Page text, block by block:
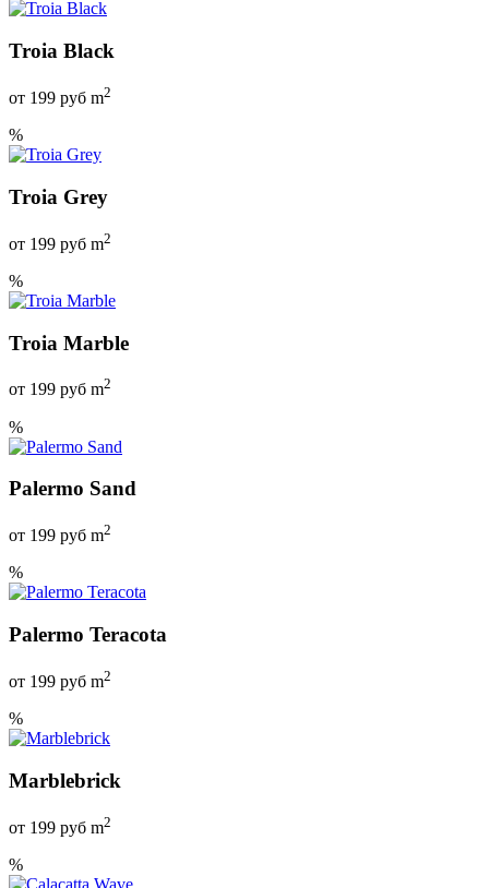
Troia Black
от 199 руб m2
%
Troia Grey
от 199 руб m2
%
Troia Marble
от 199 руб m2
%
Palermo Sand
от 199 руб m2
%
Palermo Teracota
от 199 руб m2
%
Marblebrick
от 199 руб m2
%